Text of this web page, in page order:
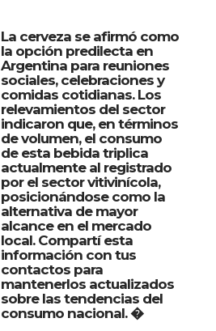
La cerveza se afirmó como
la opción predilecta en
Argentina para reuniones
sociales, celebraciones y
comidas cotidianas. Los
relevamientos del sector
indicaron que, en términos
de volumen, el consumo
de esta bebida triplica
actualmente al registrado
por el sector vitivinícola,
posicionándose como la
alternativa de mayor
alcance en el mercado
local. Compartí esta
información con tus
contactos para
mantenerlos actualizados
sobre las tendencias del
consumo nacional. �